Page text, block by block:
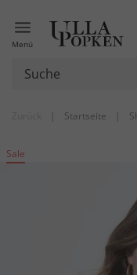
Menü
| Startseite |
Sale